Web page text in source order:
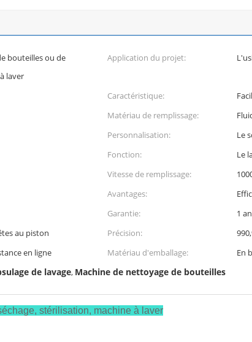
bouteilles ou de
laver
Application du projet:
Caractéristique:
Matériau de remplissage:
Personnalisation:
Le
Fonction:
Le
Vitesse de remplissage:
Avantages:
Garantie:
1
au piston Précision:
en ligne Matériau d'emballage:
En
de lavage, Machine de nettoyage de bouteilles
stérilisation, machine à laver